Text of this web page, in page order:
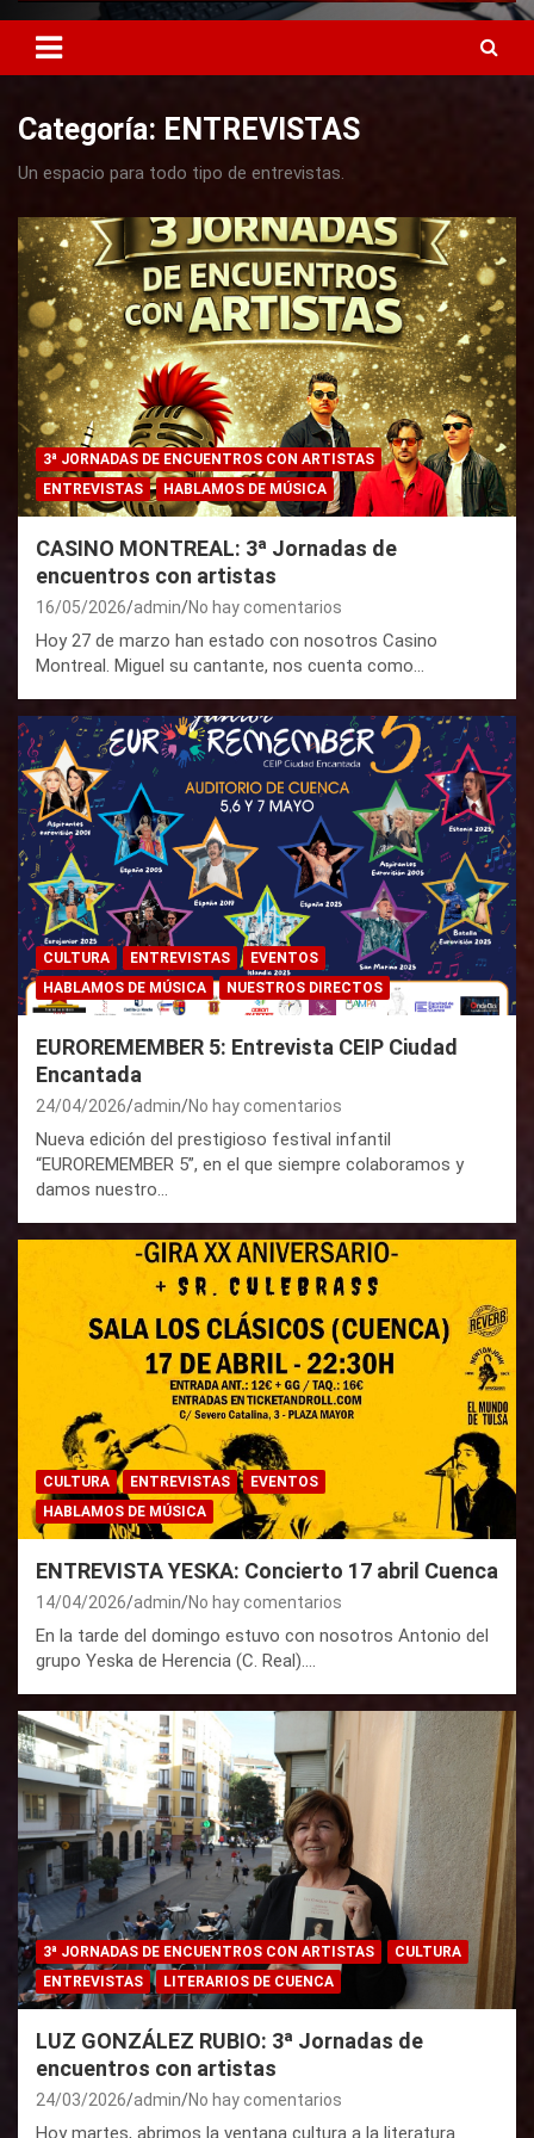
Categoría: ENTREVISTAS
Un espacio para todo tipo de entrevistas.
3ª JORNADAS DE ENCUENTROS CON ARTISTAS
ENTREVISTAS
HABLAMOS DE MÚSICA
CASINO MONTREAL: 3ª Jornadas de
encuentros con artistas
16/05/2026 admin No hay comentarios
Hoy 27 de marzo han estado con nosotros Casino
Montreal. Miguel su cantante, nos cuenta como…
CULTURA ENTREVISTAS
EVENTOS
HABLAMOS DE MÚSICA
NUESTROS DIRECTOS
EUROREMEMBER 5: Entrevista CEIP Ciudad
Encantada
24/04/2026 admin No hay comentarios
Nueva edición del prestigioso festival infantil
“EUROREMEMBER 5”, en el que siempre colaboramos y
damos nuestro…
CULTURA ENTREVISTAS
EVENTOS
HABLAMOS DE MÚSICA
ENTREVISTA YESKA: Concierto 17 abril Cuenca
14/04/2026 admin No hay comentarios
En la tarde del domingo estuvo con nosotros Antonio del
grupo Yeska de Herencia (C. Real).…
3ª JORNADAS DE ENCUENTROS CON ARTISTAS
CULTURA
ENTREVISTAS
LITERARIOS DE CUENCA
LUZ GONZÁLEZ RUBIO: 3ª Jornadas de
encuentros con artistas
24/03/2026 admin No hay comentarios
Hoy martes, abrimos la ventana cultura a la literatura